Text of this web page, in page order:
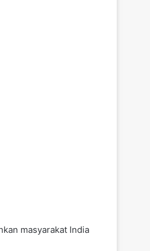
masyarakat India